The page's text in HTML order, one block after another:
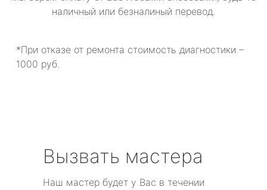
наличный или безналиный перевод.
*При отказе от ремонта стоимость диагностики –
1000 руб.
Вызвать мастера
Наш мастер будет у Вас в течении